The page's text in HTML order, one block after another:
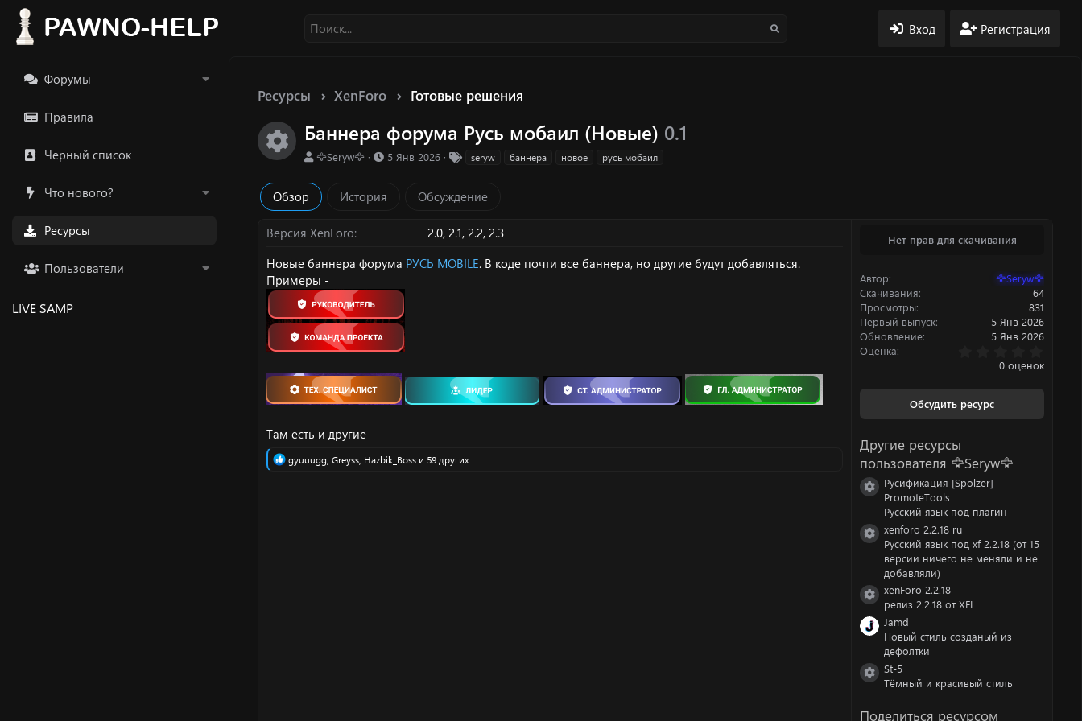
Вход Регистрация
Форумы
Правила
Черный список
Что нового?
Ресурсы
Пользователи
LIVE SAMP
Ресурсы XenForo Готовые решения
Иконка ресурса
Баннера форума Русь мобаил (Новые) 0.1
А
т
о
🦅Seryw🦅
Д
а
я
5 Янв 2026
и
seryw баннера новое русь мобаил
Обзор История Обсуждение
Версия XenForo 2.0 2.1 2.2 2.3
Новые баннера форума РУСЬ MOBILE. В коде почти все баннера, но другие будут добавляться.
Примеры -
Там есть и другие
Р
gyuuugg, Greyss, Hazbik_Boss и 59 других
Нет прав для скачивания
Автор
🦅Seryw🦅
Скачивания
64
Просмотры
831
Первый выпуск
5 Янв 2026
Обновление
5 Янв 2026
Оценка
.
0
0 оценок
Обсудить ресурс
Другие ресурсы
пользователя 🦅Seryw🦅
Иконка ресурса
Русификация [Spolzer]
PromoteTools
Русский язык под плагин
Иконка ресурса
xenforo 2.2.18 ru
Русский язык под xf 2.2.18 (от 15
версии ничего не меняли и не
добавляли)
Иконка ресурса
xenForo 2.2.18
релиз 2.2.18 от XFI
Jamd
Новый стиль созданый из
дефолтки
Иконка ресурса
St-5
Тёмный и красивый стиль
Поделиться ресурсом